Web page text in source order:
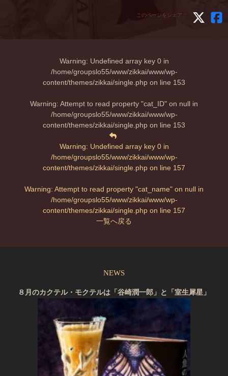
このページをシェア：
Warning: Undefined array key 0 in
/home/groupslo55/www/zikkai/www/wp-
content/themes/zikkai/single.php on line 153
Warning: Attempt to read property "cat_ID" on null in
/home/groupslo55/www/zikkai/www/wp-
content/themes/zikkai/single.php on line 153
Warning: Undefined array key 0 in
/home/groupslo55/www/zikkai/www/wp-
content/themes/zikkai/single.php on line 157
Warning: Attempt to read property "cat_name" on null in
/home/groupslo55/www/zikkai/www/wp-
content/themes/zikkai/single.php on line 157
一覧へ戻る
NEWS
８月のカクテル・モクテルは「谷崎潤一郎」と「室生犀星」